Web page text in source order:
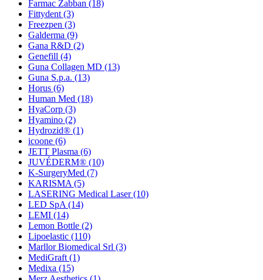
Farmac Zabban (18)
Fittydent (3)
Freezpen (3)
Galderma (9)
Gana R&D (2)
Genefill (4)
Guna Collagen MD (13)
Guna S.p.a. (13)
Horus (6)
Human Med (18)
HyaCorp (3)
Hyamino (2)
Hydrozid® (1)
icoone (6)
JETT Plasma (6)
JUVÉDERM® (10)
K-SurgeryMed (7)
KARISMA (5)
LASERING Medical Laser(10)
LED SpA (14)
LEMI (14)
Lemon Bottle (2)
Lipoelastic (110)
Marllor Biomedical Srl (3)
MediGraft (1)
Medixa (15)